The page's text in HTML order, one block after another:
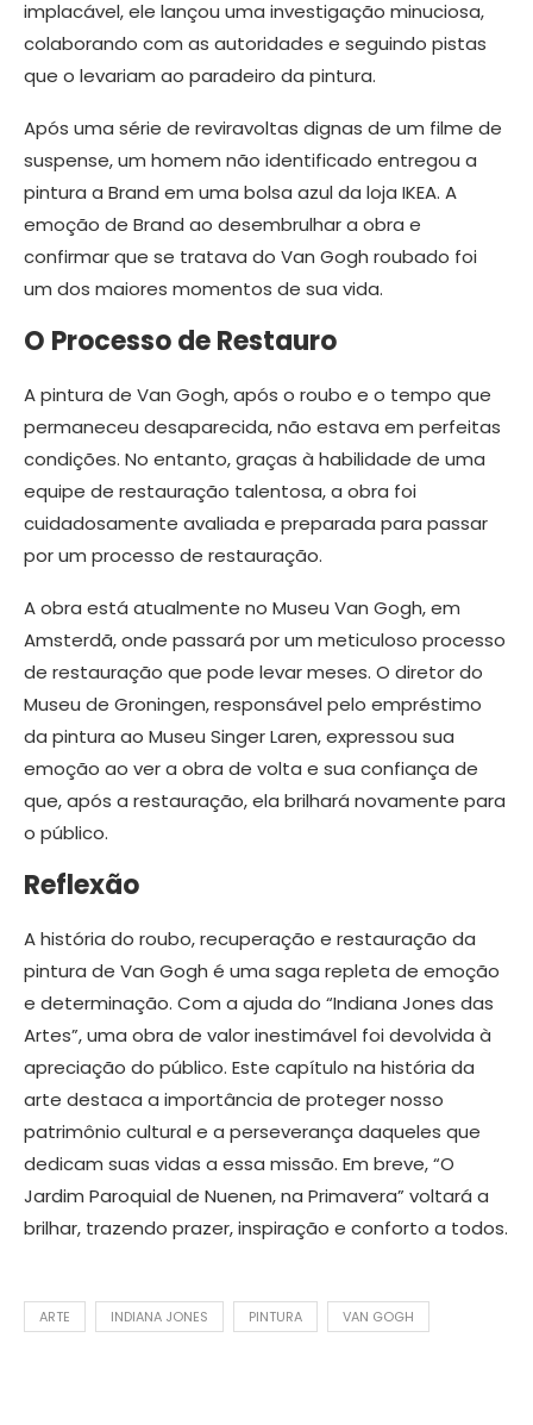
implacável, ele lançou uma investigação minuciosa,
colaborando com as autoridades e seguindo pistas
que o levariam ao paradeiro da pintura.
Após uma série de reviravoltas dignas de um filme de
suspense, um homem não identificado entregou a
pintura a Brand em uma bolsa azul da loja IKEA. A
emoção de Brand ao desembrulhar a obra e
confirmar que se tratava do Van Gogh roubado foi
um dos maiores momentos de sua vida.
O Processo de Restauro
A pintura de Van Gogh, após o roubo e o tempo que
permaneceu desaparecida, não estava em perfeitas
condições. No entanto, graças à habilidade de uma
equipe de restauração talentosa, a obra foi
cuidadosamente avaliada e preparada para passar
por um processo de restauração.
A obra está atualmente no Museu Van Gogh, em
Amsterdã, onde passará por um meticuloso processo
de restauração que pode levar meses. O diretor do
Museu de Groningen, responsável pelo empréstimo
da pintura ao Museu Singer Laren, expressou sua
emoção ao ver a obra de volta e sua confiança de
que, após a restauração, ela brilhará novamente para
o público.
Reflexão
A história do roubo, recuperação e restauração da
pintura de Van Gogh é uma saga repleta de emoção
e determinação. Com a ajuda do “Indiana Jones das
Artes”, uma obra de valor inestimável foi devolvida à
apreciação do público. Este capítulo na história da
arte destaca a importância de proteger nosso
patrimônio cultural e a perseverança daqueles que
dedicam suas vidas a essa missão. Em breve, “O
Jardim Paroquial de Nuenen, na Primavera” voltará a
brilhar, trazendo prazer, inspiração e conforto a todos.
ARTE INDIANA JONES PINTURA VAN GOGH